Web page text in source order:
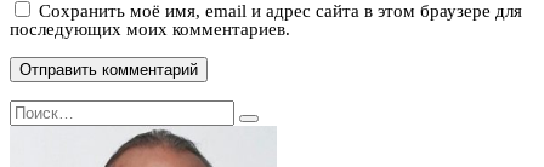
Сохранить моё имя, email и адрес сайта в этом браузере для
последующих моих комментариев.
Search
for: